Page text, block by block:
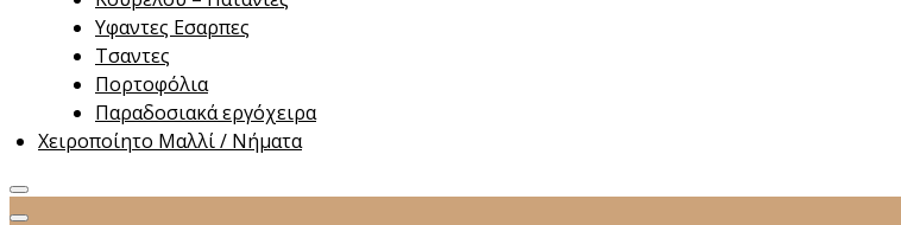
Υφαντες Εσαρπες
Τσαντες
Πορτοφόλια
Παραδοσιακά εργόχειρα
Χειροποίητο Μαλλί / Νήματα